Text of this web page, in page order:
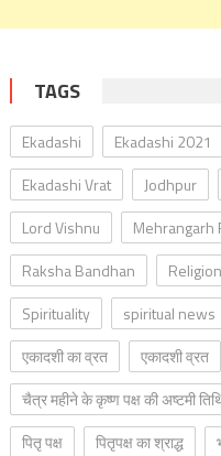
TAGS
Ekadashi Ekadashi 2021
Ekadashi Vrat
Jodhpur
Lord Vishnu
Mehrangarh
Raksha Bandhan
Religion
Spirituality
spiritual news
एकादशी का व्रत
एकादशी व्रत
चैत्र महीने के कृष्ण पक्ष की अष्टमी
पितृ पक्ष
पितृपक्ष का श्राद्ध